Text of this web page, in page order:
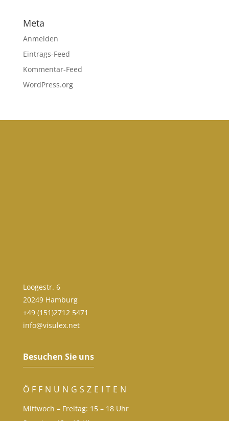
Meta
Anmelden
Eintrags-Feed
Kommentar-Feed
WordPress.org
Loogestr. 6
20249 Hamburg
+49 (151)2712 5471
info@visulex.net
Besuchen Sie uns
ÖFFNUNGSZEITEN
Mittwoch – Freitag: 15 – 18 Uhr